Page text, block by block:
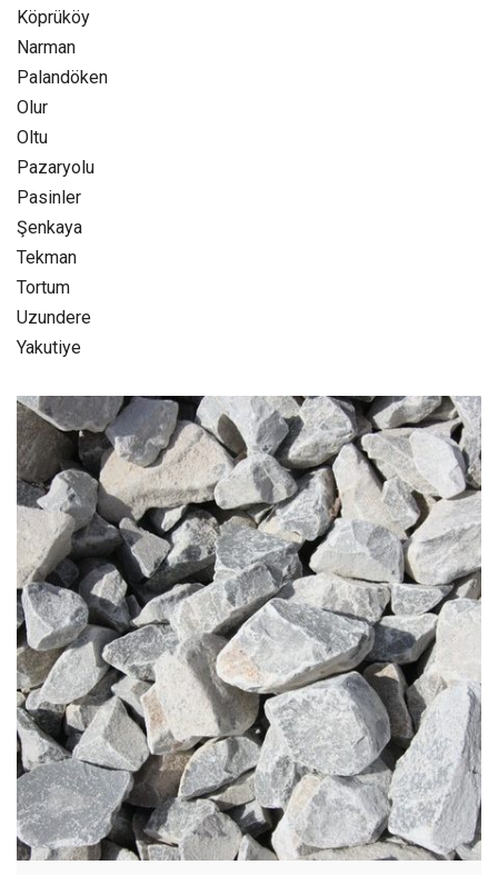
Köprüköy
Narman
Palandöken
Olur
Oltu
Pazaryolu
Pasinler
Şenkaya
Tekman
Tortum
Uzundere
Yakutiye